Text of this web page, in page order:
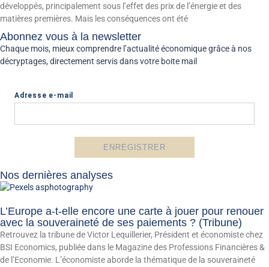
développés, principalement sous l’effet des prix de l’énergie et des
matières premières. Mais les conséquences ont été
Abonnez vous à la newsletter
Chaque mois, mieux comprendre l’actualité économique grâce à nos
décryptages, directement servis dans votre boite mail
Nos dernières analyses
L’Europe a-t-elle encore une carte à jouer pour renouer
avec la souveraineté de ses paiements ? (Tribune)
Retrouvez la tribune de Victor Lequillerier, Président et économiste chez
BSI Economics, publiée dans le Magazine des Professions Financières &
de l’Economie. L’économiste aborde la thématique de la souveraineté